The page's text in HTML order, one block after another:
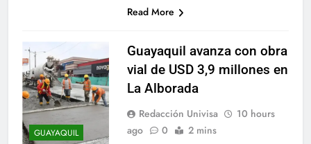
Read More
GUAYAQUIL
Guayaquil avanza con obra
vial de USD 3,9 millones en
La Alborada
Redacción Univisa
10 hours
ago
0 2 mins